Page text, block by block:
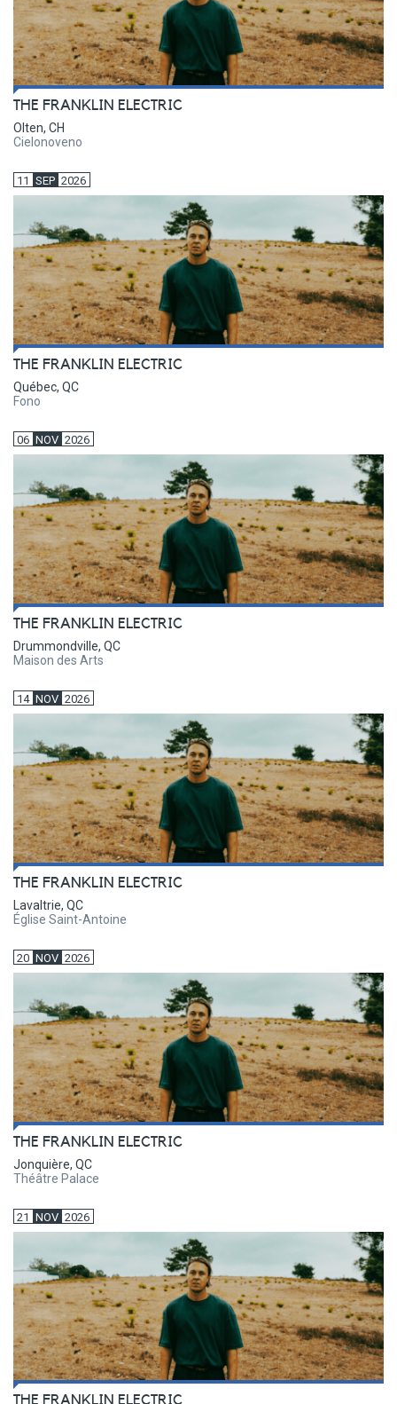
THE FRANKLIN ELECTRIC
Olten, CH
Cielonoveno
11 SEP 2026
THE FRANKLIN ELECTRIC
Québec, QC
Fono
06 NOV 2026
THE FRANKLIN ELECTRIC
Drummondville, QC
Maison des Arts
14 NOV 2026
THE FRANKLIN ELECTRIC
Lavaltrie, QC
Église Saint-Antoine
20 NOV 2026
THE FRANKLIN ELECTRIC
Jonquière, QC
Théâtre Palace
21 NOV 2026
THE FRANKLIN ELECTRIC